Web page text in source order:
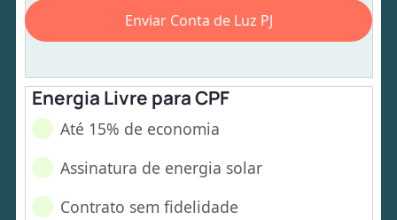
Enviar Conta de Luz PJ
Energia Livre para CPF
Até 15% de economia
Assinatura de energia solar
Contrato sem fidelidade